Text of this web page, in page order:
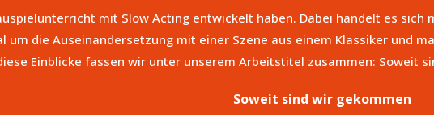
mit Slow Acting entwickelt haben. Dabei handelt es sich
die Auseinandersetzung mit einer Szene aus einem Klassiker und
Einblicke fassen wir unter unserem Arbeitstitel zusammen: Soweit
Soweit sind wir gekommen